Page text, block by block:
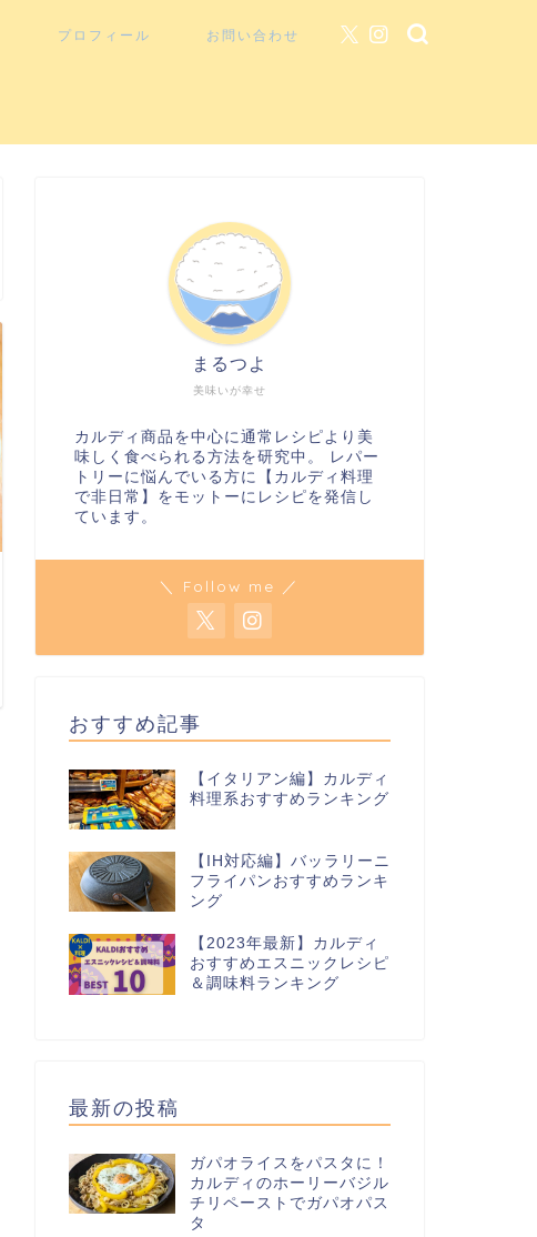
プロフィール お問い合わせ
美味いが幸せ
まるつよ
カルディ商品を中心に通常レシピより美
味しく食べられる方法を研究中。 レパー
トリーに悩んでいる方に【カルディ料理
で非日常】をモットーにレシピを発信し
ています。
＼ Follow me ／
おすすめ記事
【イタリアン編】カルディ
料理系おすすめランキング
【IH対応編】バッラリーニ
フライパンおすすめランキ
ング
【2023年最新】カルディ
おすすめエスニックレシピ
＆調味料ランキング
最新の投稿
ガパオライスをパスタに！
カルディのホーリーバジル
チリペーストでガパオパス
タ